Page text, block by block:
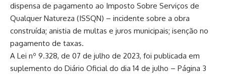
dispensa de pagamento ao Imposto Sobre Serviços de
Qualquer Natureza (ISSQN) – incidente sobre a obra
construída; anistia de multas e juros municipais; isenção no
pagamento de taxas.
A Lei nº 9.328, de 07 de julho de 2023, foi publicada em
suplemento do Diário Oficial do dia 14 de julho – Página 3